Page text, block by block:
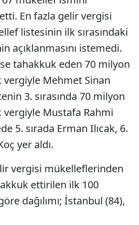
En fazla gelir vergisi
listesinin ilk sırasındaki
açıklanmasını istemedi.
tahakkuk eden 70 milyon
vergiyle Mehmet Sinan
3. sırasında 70 milyon
vergiyle Mustafa Rahmi
5. sırada Erman Ilıcak, 6.
yer aldı.
vergisi mükelleflerinden
ettirilen ilk 100
dağılımı; İstanbul (84),